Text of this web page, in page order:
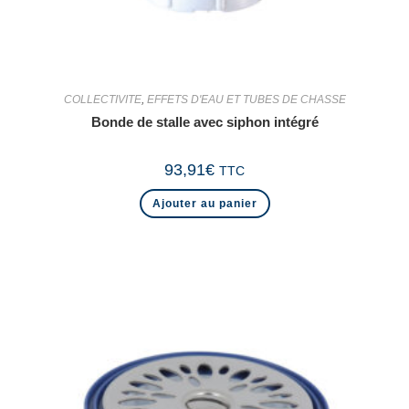
COLLECTIVITE, EFFETS D'EAU ET TUBES DE CHASSE
Bonde de stalle avec siphon intégré
93,91€ TTC
Ajouter au panier